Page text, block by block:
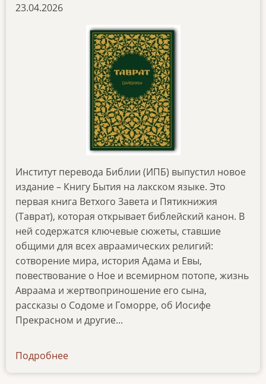
23.04.2026
Институт перевода Библии (ИПБ) выпустил новое
издание – Книгу Бытия на лакском языке. Это
первая книга Ветхого Завета и Пятикнижия
(Таврат), которая открывает библейский канон. В
ней содержатся ключевые сюжеты, ставшие
общими для всех авраамических религий:
сотворение мира, история Адама и Евы,
повествование о Ное и всемирном потопе, жизнь
Авраама и жертвоприношение его сына,
рассказы о Содоме и Гоморре, об Иосифе
Прекрасном и другие...
Подробнее